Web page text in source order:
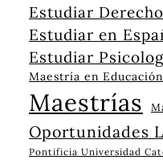
Estudiar Derecho
Estudiar en
Estudiar
Maestría en Educación
Maestrías
Oportunidades
Pontificia Universidad